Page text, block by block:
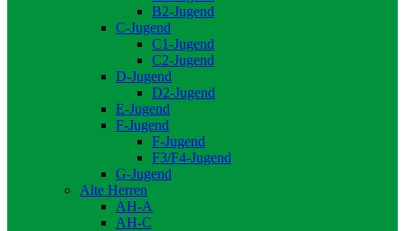
B2-Jugend
C-Jugend
C1-Jugend
C2-Jugend
D-Jugend
D2-Jugend
E-Jugend
F-Jugend
F-Jugend
F3/F4-Jugend
G-Jugend
Alte Herren
AH-A
AH-C